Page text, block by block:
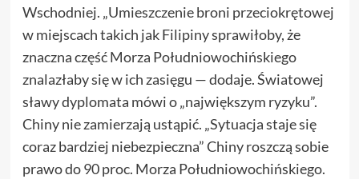
Wschodniej. „Umieszczenie broni przeciokrętowej
w miejscach takich jak Filipiny sprawiłoby, że
znaczna część Morza Południowochińskiego
znalazłaby się w ich zasięgu — dodaje. Światowej
sławy dyplomata mówi o „największym ryzyku”.
Chiny nie zamierzają ustąpić. „Sytuacja staje się
coraz bardziej niebezpieczna” Chiny roszczą sobie
prawo do 90 proc. Morza Południowochińskiego.